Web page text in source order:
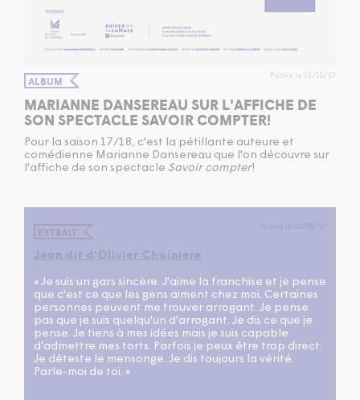
ALBUM Publié le 23/10/17
MARIANNE DANSEREAU SUR L'AFFICHE DE
SON SPECTACLE SAVOIR COMPTER!
Pour la saison 17/18, c'est la pétillante auteure et
comédienne Marianne Dansereau que l'on découvre sur
l'affiche de son spectacle Savoir compter!
EXTRAIT Publié le 04/08/17
Jean dit d'Olivier Choinière
« Je suis un gars sincère. J'aime la franchise et je pense
que c'est ce que les gens aiment chez moi. Certaines
personnes peuvent me trouver arrogant. Je pense
pas que je suis quelqu'un d'arrogant. Je dis ce que je
pense. Je tiens à mes idées mais je suis capable
d'admettre mes torts. Parfois je peux être trop direct.
Je déteste le mensonge. Je dis toujours la vérité.
Parle-moi de toi. »